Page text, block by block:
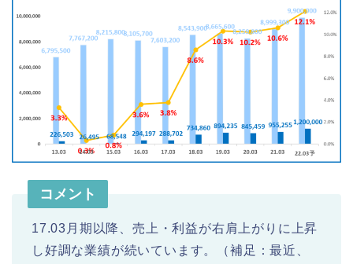
コメント
17.03月期以降、売上・利益が右肩上がりに上昇
し好調な業績が続いています。（補足：最近、